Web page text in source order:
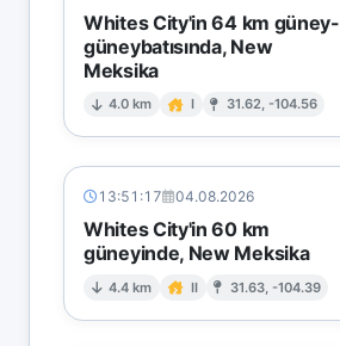
Whites City'in 64 km güney-
güneybatısında, New
Meksika
4.0 km I 31.62, -104.56
13:51:17 04.08.2026
Whites City'in 60 km
güneyinde, New Meksika
4.4 km II 31.63, -104.39